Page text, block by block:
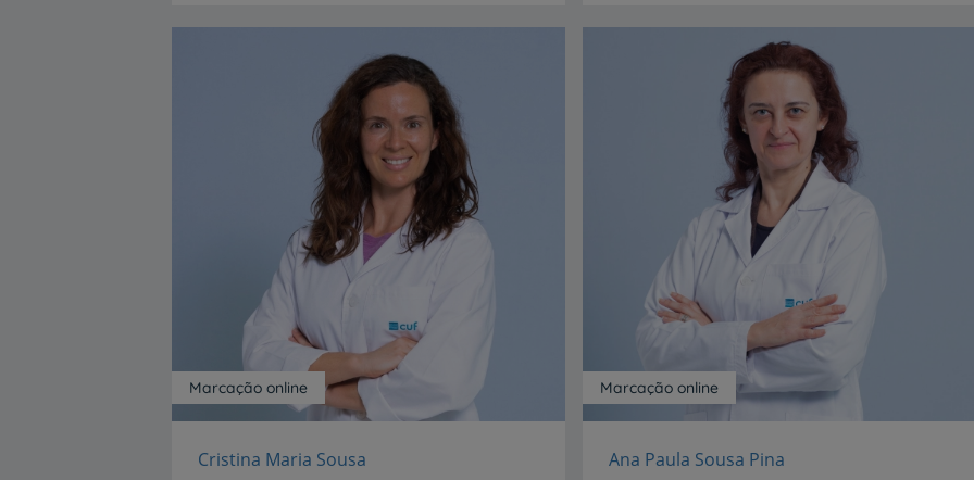
Inglês
Marcação online
Cristina Maria Sousa
Marcação online
Ana Paula Sousa Pina